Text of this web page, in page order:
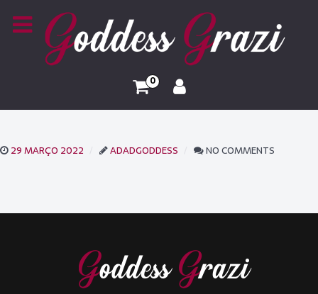
0
29 MARÇO 2022 ADADGODDESS NO COMMENTS